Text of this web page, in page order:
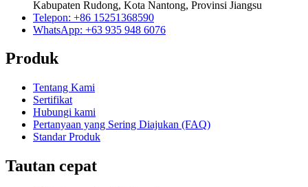
Kabupaten Rudong, Kota Nantong, Provinsi Jiangsu
Telepon: +86 15251368590
WhatsApp: +63 935 948 6076
Produk
Tentang Kami
Sertifikat
Hubungi kami
Pertanyaan yang Sering Diajukan (FAQ)
Standar Produk
Tautan cepat